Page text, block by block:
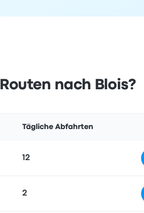
nach Blois?
Tägliche Abfahrten
12
2